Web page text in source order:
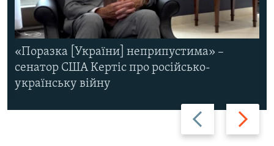
Назад Вперед
«Поразка [України] неприпустима» –
сенатор США Кертіс про російсько-
українську війну